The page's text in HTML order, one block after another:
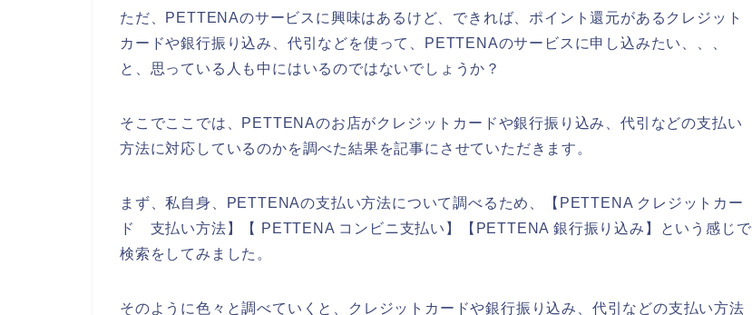
ただ、PETTENAのサービスに興味はあるけど、できれば、ポイント還元があるクレジット
カードや銀行振り込み、代引などを使って、PETTENAのサービスに申し込みたい、、、
と、思っている人も中にはいるのではないでしょうか？
そこでここでは、PETTENAのお店がクレジットカードや銀行振り込み、代引などの支払い
方法に対応しているのかを調べた結果を記事にさせていただきます。
まず、私自身、PETTENAの支払い方法について調べるため、【PETTENA クレジットカー
ド 支払い方法】【 PETTENA コンビニ支払い】【PETTENA 銀行振り込み】という感じで
検索をしてみました。
そのように色々と調べていくと、クレジットカードや銀行振り込み、代引などの支払い方法